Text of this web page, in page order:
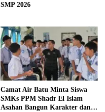
SMP 2026
Camat Air Batu Minta Siswa
SMKs PPM Shadr El Islam
Asahan Bangun Karakter dan